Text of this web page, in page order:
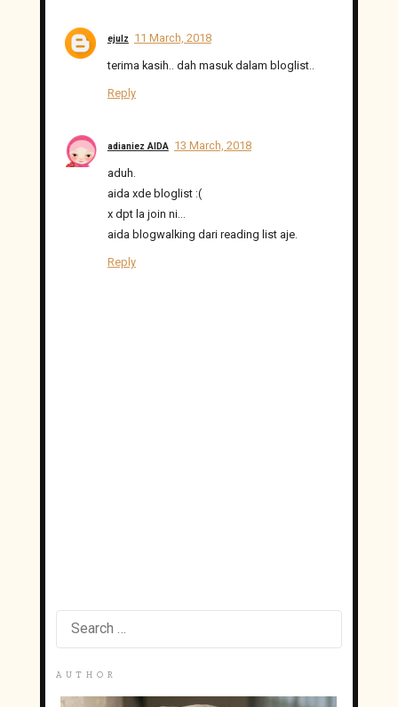
ejulz 11 March, 2018
terima kasih.. dah masuk dalam bloglist..
Reply
adianiez AIDA 13 March, 2018
aduh.
aida xde bloglist :(
x dpt la join ni...
aida blogwalking dari reading list aje.
Reply
RAUTHOR